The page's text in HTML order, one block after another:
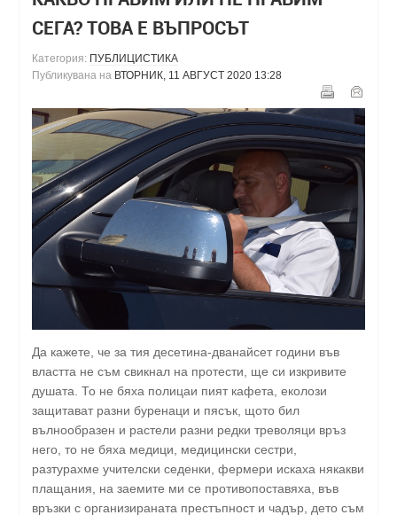
СЕГА? ТОВА Е ВЪПРОСЪТ
Категория: ПУБЛИЦИСТИКА
Публикувана на ВТОРНИК, 11 АВГУСТ 2020 13:28
Да кажете, че за тия десетина-дванайсет години във
властта не съм свикнал на протести, ще си изкривите
душата. То не бяха полицаи пият кафета, еколози
защитават разни буренаци и пясък, щото бил
вълнообразен и растели разни редки треволяци връз
него, то не бяха медици, медицински сестри,
разтурахме учителски седенки, фермери искаха някакви
плащания, на заемите ми се противопоставяха, във
връзки с организираната престъпност и чадър, дето съм